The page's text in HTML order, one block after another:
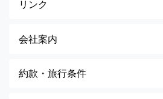
リンク
会社案内
約款・旅行条件